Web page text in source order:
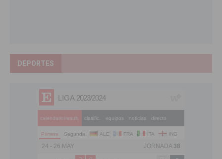
DEPORTES